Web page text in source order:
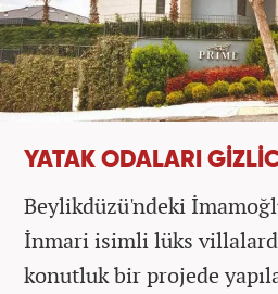
YATAK ODALARI
Beylikdüzü'ndeki
İnmari isimli lüks
konutluk bir projede